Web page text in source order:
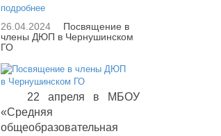
подробнее
26.04.2024
Посвящение в
члены ДЮП в Чернушинском
ГО
22 апреля в МБОУ
«Средняя
общеобразовательная